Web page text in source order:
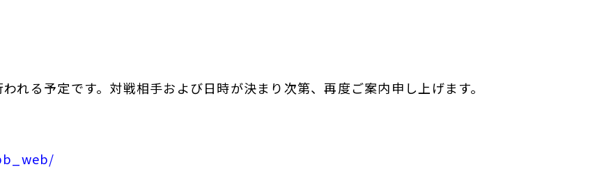
れる予定です。対戦相手および日時が決まり次第、再度ご案内申し上げます。